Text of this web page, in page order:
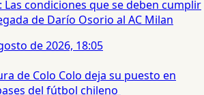
Las condiciones que se deben cumplir
de Darío Osorio al AC Milan
de 2026, 18:05